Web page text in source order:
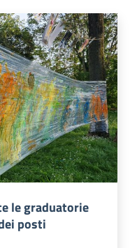
le graduatorie
posti